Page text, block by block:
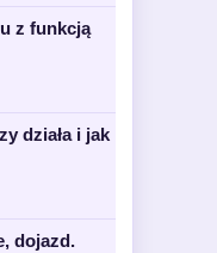
z funkcją
działa i jak
dojazd.